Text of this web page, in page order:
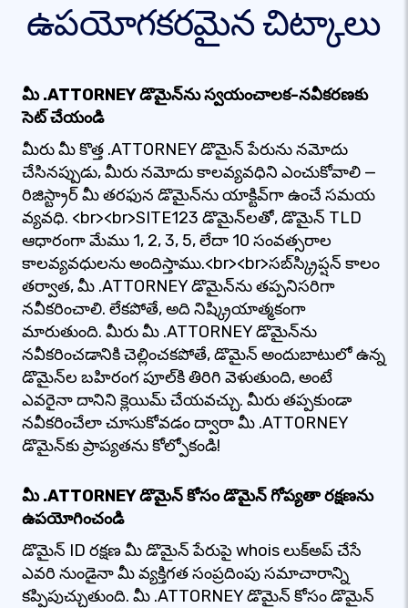
ఉపయోగకరమైన చిట్కాలు
మీ .ATTORNEY డొమైన్‌ను స్వయంచాలక-నవీకరణకు
సెట్ చేయండి
మీరు మీ కొత్త .ATTORNEY డొమైన్ పేరును నమోదు
చేసినప్పుడు, మీరు నమోదు కాలవ్యవధిని ఎంచుకోవాలి —
రిజిస్ట్రార్ మీ తరఫున డొమైన్‌ను యాక్టివ్‌గా ఉంచే సమయ
వ్యవధి. <br><br>SITE123 డొమైన్‌లతో, డొమైన్ TLD
ఆధారంగా మేము 1, 2, 3, 5, లేదా 10 సంవత్సరాల
కాలవ్యవధులను అందిస్తాము.<br><br>సబ్‌స్క్రిప్షన్ కాలం
తర్వాత, మీ .ATTORNEY డొమైన్‌ను తప్పనిసరిగా
నవీకరించాలి. లేకపోతే, అది నిష్క్రియాత్మకంగా
మారుతుంది. మీరు మీ .ATTORNEY డొమైన్‌ను
నవీకరించడానికి చెల్లించకపోతే, డొమైన్ అందుబాటులో ఉన్న
డొమైన్‌ల బహిరంగ పూల్‌కి తిరిగి వెళుతుంది, అంటే
ఎవరైనా దానిని క్లెయిమ్ చేయవచ్చు. మీరు తప్పకుండా
నవీకరించేలా చూసుకోవడం ద్వారా మీ .ATTORNEY
డొమైన్‌కు ప్రాప్యతను కోల్పోకండి!
మీ .ATTORNEY డొమైన్ కోసం డొమైన్ గోప్యతా రక్షణను
ఉపయోగించండి
డొమైన్ ID రక్షణ మీ డొమైన్ పేరుపై whois లుక్‌అప్ చేసే
ఎవరి నుండైనా మీ వ్యక్తిగత సంప్రదింపు సమాచారాన్ని
కప్పిపుచ్చుతుంది. మీ .ATTORNEY డొమైన్ కోసం డొమైన్